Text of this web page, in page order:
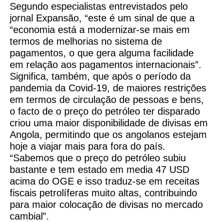
Segundo especialistas entrevistados pelo
jornal Expansão, “este é um sinal de que a
“economia está a modernizar-se mais em
termos de melhorias no sistema de
pagamentos, o que gera alguma facilidade
em relação aos pagamentos internacionais”.
Significa, também, que após o período da
pandemia da Covid-19, de maiores restrições
em termos de circulação de pessoas e bens,
o facto de o preço do petróleo ter disparado
criou uma maior disponibilidade de divisas em
Angola, permitindo que os angolanos estejam
hoje a viajar mais para fora do país.
“Sabemos que o preço do petróleo subiu
bastante e tem estado em media 47 USD
acima do OGE e isso traduz-se em receitas
fiscais petrolíferas muito altas, contribuindo
para maior colocação de divisas no mercado
cambial”.